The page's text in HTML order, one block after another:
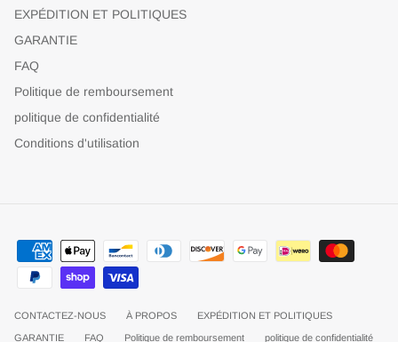
EXPÉDITION ET POLITIQUES
GARANTIE
FAQ
Politique de remboursement
politique de confidentialité
Conditions d'utilisation
CONTACTEZ-NOUS À PROPOS EXPÉDITION ET POLITIQUES
GARANTIE FAQ Politique de remboursement politique de confidentialité